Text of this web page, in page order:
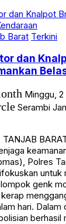
Barat Terkini
dan
Minggu,
Serambi
Polres
untuk
genk
hari.
berhasil